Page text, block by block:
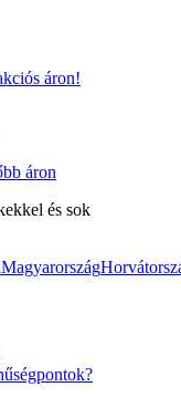
áron!
áron
és sok
Magyarország